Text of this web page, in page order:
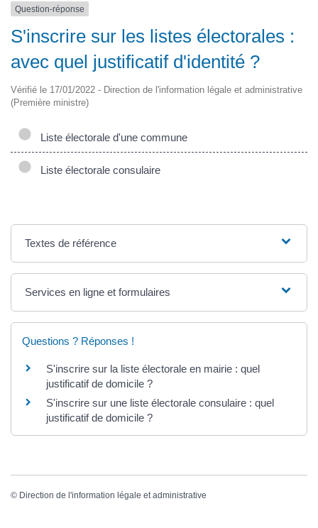
Question-réponse
S'inscrire sur les listes électorales :
avec quel justificatif d'identité ?
Vérifié le 17/01/2022 - Direction de l'information légale et administrative
(Première ministre)
Liste électorale d'une commune
Liste électorale consulaire
Textes de référence
Services en ligne et formulaires
Questions ? Réponses !
S'inscrire sur la liste électorale en mairie : quel
justificatif de domicile ?
S'inscrire sur une liste électorale consulaire : quel
justificatif de domicile ?
© Direction de l'information légale et administrative